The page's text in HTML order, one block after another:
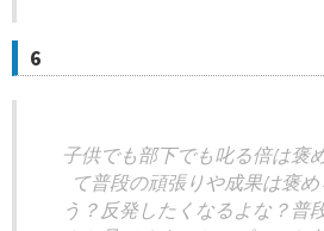
6
子供でも部下でも叱る倍は褒
て普段の頑張りや成果は褒
う？反発したくなるよな？普